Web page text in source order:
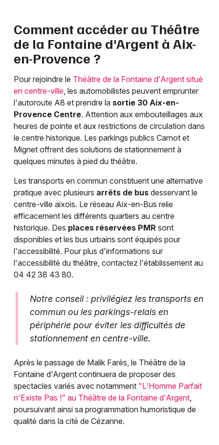
Comment accéder au Théâtre
de la Fontaine d'Argent à Aix-
en-Provence ?
Pour rejoindre le Théâtre de la Fontaine d'Argent situé
en centre-ville, les automobilistes peuvent emprunter
l'autoroute A8 et prendre la sortie 30 Aix-en-
Provence Centre. Attention aux embouteillages aux
heures de pointe et aux restrictions de circulation dans
le centre historique. Les parkings publics Carnot et
Mignet offrent des solutions de stationnement à
quelques minutes à pied du théâtre.
Les transports en commun constituent une alternative
pratique avec plusieurs arrêts de bus desservant le
centre-ville aixois. Le réseau Aix-en-Bus relie
efficacement les différents quartiers au centre
historique. Des places réservées PMR sont
disponibles et les bus urbains sont équipés pour
l'accessibilité. Pour plus d'informations sur
l'accessibilité du théâtre, contactez l'établissement au
04 42 38 43 80.
Notre conseil : privilégiez les transports en
commun ou les parkings-relais en
périphérie pour éviter les difficultés de
stationnement en centre-ville.
Après le passage de Malik Farès, le Théâtre de la
Fontaine d'Argent continuera de proposer des
spectacles variés avec notamment "L'Homme Parfait
n'Existe Pas !" au Théâtre de la Fontaine d'Argent,
poursuivant ainsi sa programmation humoristique de
qualité dans la cité de Cézanne.